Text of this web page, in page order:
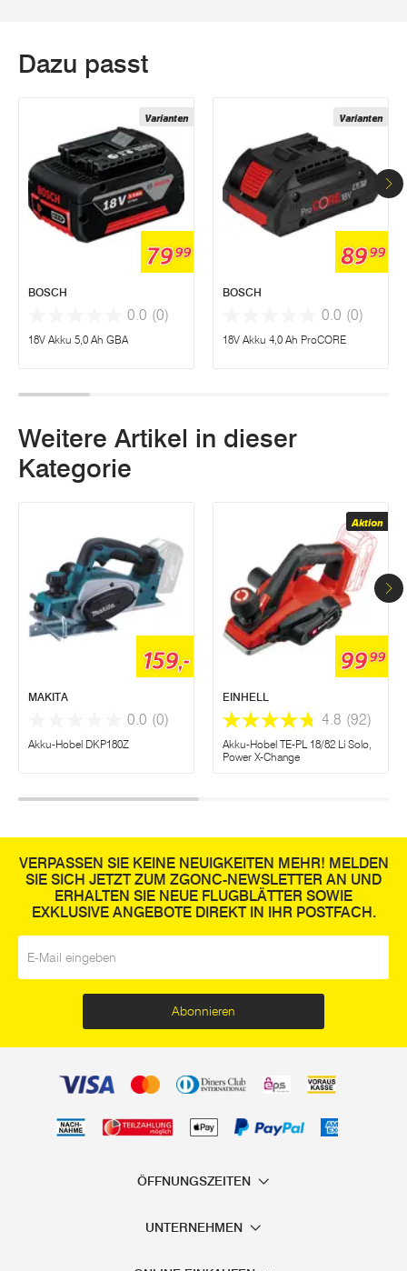
Dazu passt
Varianten
7999
BOSCH
0.0 (0)
18V Akku 5,0 Ah GBA
Varianten
8999
BOSCH
0.0 (0)
18V Akku 4,0 Ah ProCORE
Weitere Artikel in dieser
Kategorie
159,-
MAKITA
0.0 (0)
Akku-Hobel DKP180Z
Aktion
9999
EINHELL
4.8 (92)
Akku-Hobel TE-PL 18/82 Li Solo,
Power X-Change
VERPASSEN SIE KEINE NEUIGKEITEN MEHR! MELDEN
SIE SICH JETZT ZUM ZGONC-NEWSLETTER AN UND
ERHALTEN SIE NEUE FLUGBLÄTTER SOWIE
EXKLUSIVE ANGEBOTE DIREKT IN IHR POSTFACH.
Abonnieren
ÖFFNUNGSZEITEN
UNTERNEHMEN